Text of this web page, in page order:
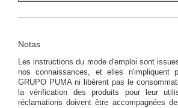
Notas
Les instructions du mode d'emploi sont
nos connaissances, et elles n'impliquent
GRUPO PUMA ni libèrent pas le
la vérification des produits pour leur
réclamations doivent être accompagnées